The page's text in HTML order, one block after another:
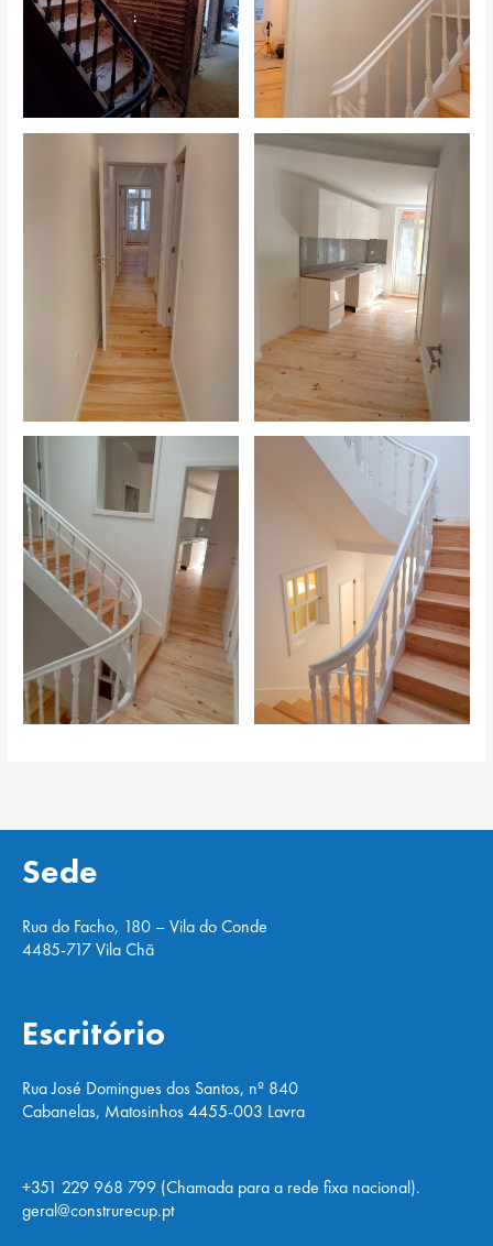
Sede
Rua do Facho, 180 – Vila do Conde
4485-717 Vila Chã
Escritório
Rua José Domingues dos Santos, nº 840
Cabanelas, Matosinhos 4455-003 Lavra
+351 229 968 799 (Chamada para a rede fixa nacional).
geral@construrecup.pt